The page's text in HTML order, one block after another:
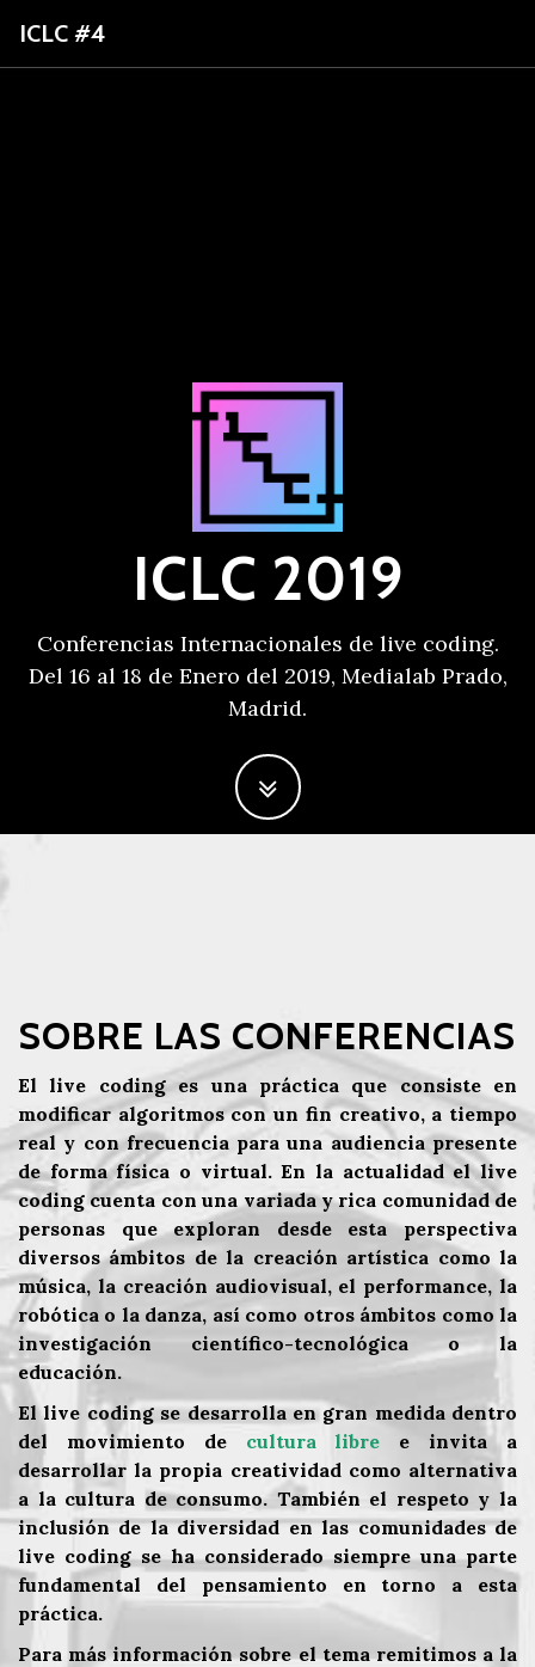
ICLC #4
ICLC 2019
Conferencias Internacionales de live coding.
Del 16 al 18 de Enero del 2019, Medialab Prado,
Madrid.
SOBRE LAS CONFERENCIAS
El live coding es una práctica que consiste en
modificar algoritmos con un fin creativo, a tiempo
real y con frecuencia para una audiencia presente
de forma física o virtual. En la actualidad el live
coding cuenta con una variada y rica comunidad de
personas que exploran desde esta perspectiva
diversos ámbitos de la creación artística como la
música, la creación audiovisual, el performance, la
robótica o la danza, así como otros ámbitos como la
investigación científico-tecnológica o la
educación.
El live coding se desarrolla en gran medida dentro
del movimiento de cultura libre e invita a
desarrollar la propia creatividad como alternativa
a la cultura de consumo. También el respeto y la
inclusión de la diversidad en las comunidades de
live coding se ha considerado siempre una parte
fundamental del pensamiento en torno a esta
práctica.
Para más información sobre el tema remitimos a la